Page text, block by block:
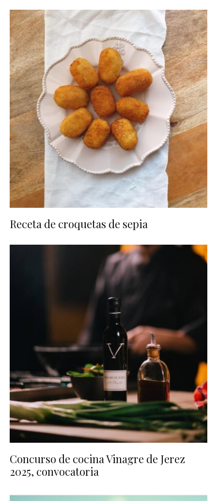
Receta de croquetas de sepia
Concurso de cocina Vinagre de Jerez
2025, convocatoria